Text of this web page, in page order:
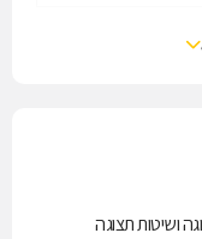
ושיטות תצוגה